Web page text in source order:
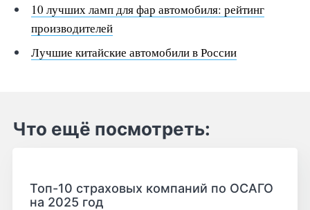
10 лучших ламп для фар автомобиля: рейтинг
производителей
Лучшие китайские автомобили в России
Что ещё посмотреть:
Топ-10 страховых компаний по ОСАГО
на 2025 год